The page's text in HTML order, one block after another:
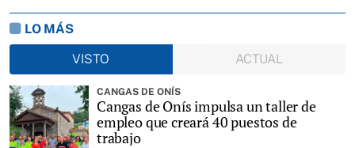
LO MÁS
VISTO
ACTUAL
CANGAS DE ONÍS
Cangas de Onís impulsa un taller de
empleo que creará 40 puestos de
trabajo